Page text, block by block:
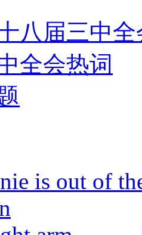
八届三中全
全会热词
is out of